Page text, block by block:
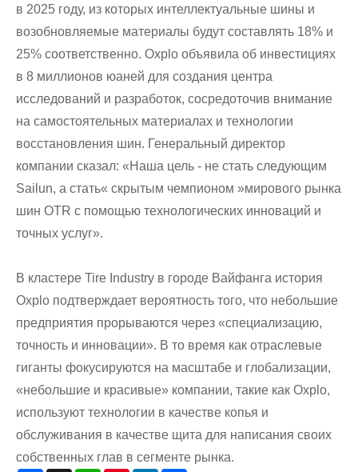
в 2025 году, из которых интеллектуальные шины и
возобновляемые материалы будут составлять 18% и
25% соответственно. Oxplo объявила об инвестициях
в 8 миллионов юаней для создания центра
исследований и разработок, сосредоточив внимание
на самостоятельных материалах и технологии
восстановления шин. Генеральный директор
компании сказал: «Наша цель - не стать следующим
Sailun, а стать« скрытым чемпионом »мирового рынка
шин OTR с помощью технологических инноваций и
точных услуг».
В кластере Tire Industry в городе Вайфанга история
Oxplo подтверждает вероятность того, что небольшие
предприятия прорываются через «специализацию,
точность и инновации». В то время как отраслевые
гиганты фокусируются на масштабе и глобализации,
«небольшие и красивые» компании, такие как Oxplo,
используют технологии в качестве копья и
обслуживания в качестве щита для написания своих
собственных глав в сегменте рынка.